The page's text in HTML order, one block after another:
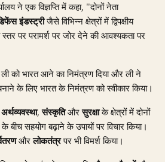
ने एक विज्ञप्ति में कहा, "दोनों नेता
इंडस्ट्रीजैसे विभिन्न क्षेत्रों में द्विपक्षीय
पर परामर्श पर जोर देने की आवश्यकता पर
ली को भारत आने का निमंत्रण दिया और ली ने
के लिए भारत के निमंत्रण को स्वीकार किया।
अर्थव्यवस्था,संस्कृतिऔरसुरक्षाके क्षेत्रों में दोनों
सहयोग बढ़ाने के उपायों पर विचार किया।
औरलोकतंत्रपर भी विमर्श किया।